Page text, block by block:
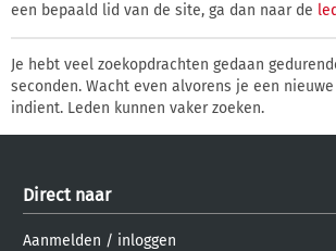
een bepaald lid van de site, ga dan naar de
Je hebt veel zoekopdrachten gedaan
seconden. Wacht even alvorens je een
indient. Leden kunnen vaker zoeken.
Direct naar
Aanmelden / inloggen